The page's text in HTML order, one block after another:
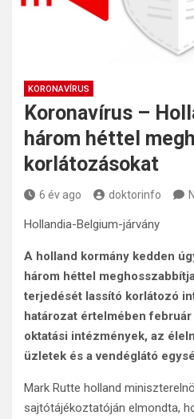
KORONAVÍRUS
Koronavírus –
három héttel
korlátozásokat
6 év ago doktorinfo
Hollandia-Belgium-járvány
A holland kormány kedden
három héttel
terjedését lassító korlátozó
határozat értelmében
oktatási intézmények, az
üzletek és a vendéglátó
Mark Rutte holland
sajtótájékoztatóján elmondta,